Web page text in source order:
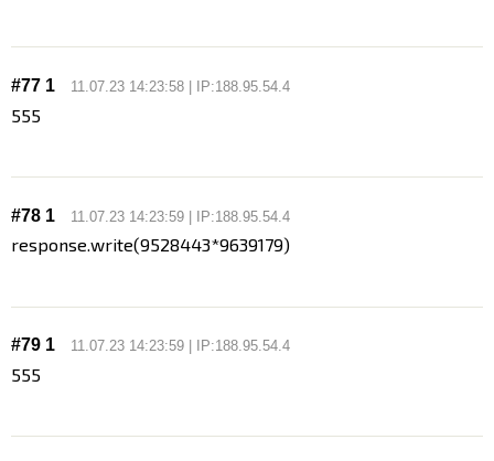
#77 1 11.07.23 14:23:58 | IP:188.95.54.4
555
#78 1 11.07.23 14:23:59 | IP:188.95.54.4
response.write(9528443*9639179)
#79 1 11.07.23 14:23:59 | IP:188.95.54.4
555